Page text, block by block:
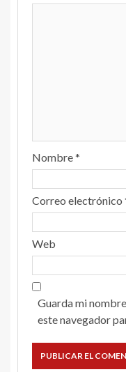
Nombre*
Correo electrónico
Web
Guarda mi
este navegador